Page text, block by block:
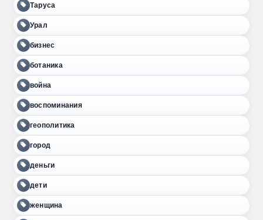
Таруса
Урал
бизнес
ботаника
война
воспоминания
геополитика
город
деньги
дети
женщина